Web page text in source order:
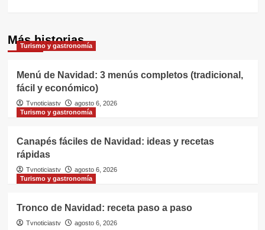
Más historias
Turismo y gastronomía
Menú de Navidad: 3 menús completos (tradicional,
fácil y económico)
Tvnoticiastv
agosto 6, 2026
Turismo y gastronomía
Canapés fáciles de Navidad: ideas y recetas
rápidas
Tvnoticiastv
agosto 6, 2026
Turismo y gastronomía
Tronco de Navidad: receta paso a paso
Tvnoticiastv agosto 6, 2026